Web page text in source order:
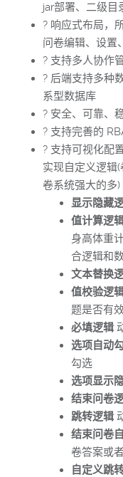
jar部署、二级目
? 响应式布局，
问卷编辑、设置
? 支持多人协作
? 后端支持多种
系型数据库
? 安全、可靠、
? 支持完善的
? 支持可视化配
实现自定义逻辑
卷系统强大的多)
显示隐藏
值计算逻
身高体重
合逻辑和
文本替换
值校验逻
题是否有
必填逻辑
选项自动
勾选
选项显示
结束问卷
跳转逻辑
结束问卷
卷答案或
自定义跳